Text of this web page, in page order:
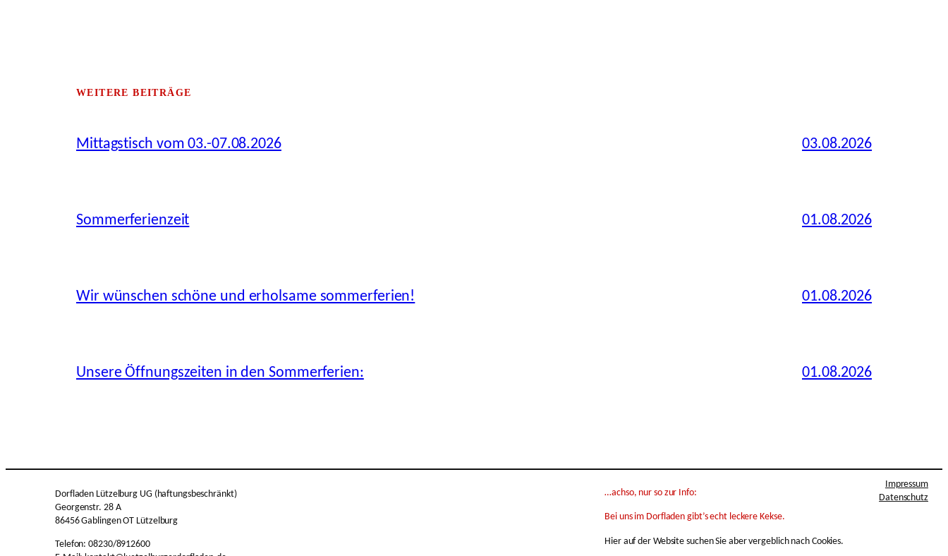
WEITERE BEITRÄGE
Mittagstisch vom 03.-07.08.2026 03.08.2026
Sommerferienzeit 01.08.2026
Wir wünschen schöne und erholsame sommerferien! 01.08.2026
Unsere Öffnungszeiten in den Sommerferien: 01.08.2026
Dorfladen Lützelburg UG (haftungsbeschränkt)
Georgenstr. 28 A
86456 Gablingen OT Lützelburg
Telefon: 08230/8912600
…achso, nur so zur Info:
Bei uns im Dorfladen gibt’s echt leckere Kekse.
Hier auf der Website suchen Sie aber vergeblich nach Cookies.
Impressum
Datenschutz